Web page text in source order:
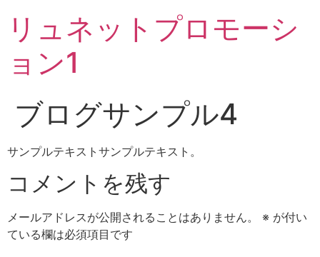
リュネットプロモーシ
ョン1
ブログサンプル4
サンプルテキストサンプルテキスト。
コメントを残す
メールアドレスが公開されることはありません。 ※ が付い
ている欄は必須項目です